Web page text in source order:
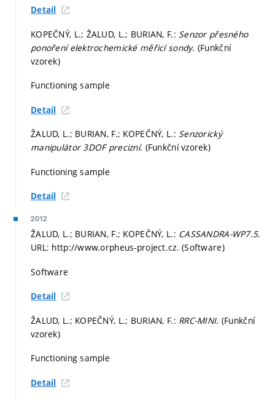
Detail
KOPEČNÝ, L.; ŽALUD, L.; BURIAN, F.: Senzor přesného
ponoření elektrochemické měřicí sondy. (Funkční
vzorek)
Functioning sample
Detail
ŽALUD, L.; BURIAN, F.; KOPEČNÝ, L.: Senzorický
manipulátor 3DOF precizní. (Funkční vzorek)
Functioning sample
Detail
2012
ŽALUD, L.; BURIAN, F.; KOPEČNÝ, L.: CASSANDRA-WP7.5.
URL: http://www.orpheus-project.cz. (Software)
Software
Detail
ŽALUD, L.; KOPEČNÝ, L.; BURIAN, F.: RRC-MINI. (Funkční
vzorek)
Functioning sample
Detail